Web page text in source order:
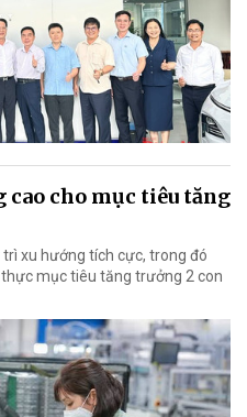
cao cho mục tiêu tăng
trì xu hướng tích cực, trong đó
mục tiêu tăng trưởng 2 con